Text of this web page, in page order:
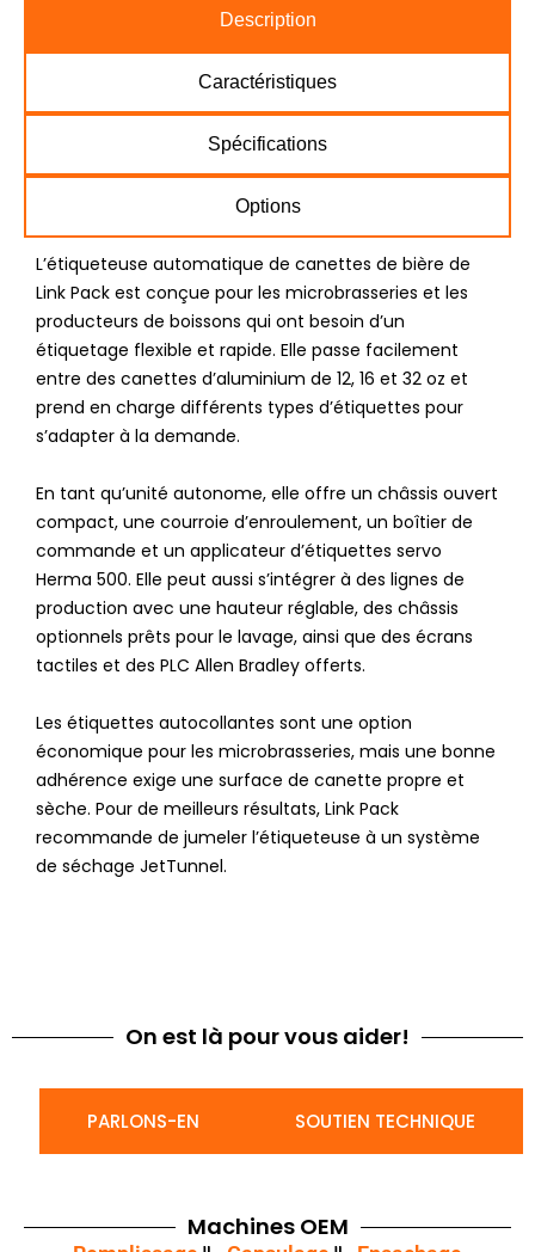
Description
Caractéristiques
Spécifications
Options
L’étiqueteuse automatique de canettes de bière de
Link Pack est conçue pour les microbrasseries et les
producteurs de boissons qui ont besoin d’un
étiquetage flexible et rapide. Elle passe facilement
entre des canettes d’aluminium de 12, 16 et 32 oz et
prend en charge différents types d’étiquettes pour
s’adapter à la demande.
En tant qu’unité autonome, elle offre un châssis ouvert
compact, une courroie d’enroulement, un boîtier de
commande et un applicateur d’étiquettes servo
Herma 500. Elle peut aussi s’intégrer à des lignes de
production avec une hauteur réglable, des châssis
optionnels prêts pour le lavage, ainsi que des écrans
tactiles et des PLC Allen Bradley offerts.
Les étiquettes autocollantes sont une option
économique pour les microbrasseries, mais une bonne
adhérence exige une surface de canette propre et
sèche. Pour de meilleurs résultats, Link Pack
recommande de jumeler l’étiqueteuse à un système
de séchage JetTunnel.
On est là pour vous aider!
SOUTIEN TECHNIQUE
PARLONS-EN
Machines OEM